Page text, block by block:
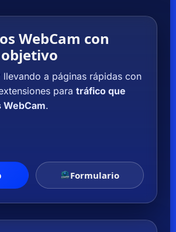
WebCam con
llevando a páginas rápidas con
para tráfico que
.
Formulario